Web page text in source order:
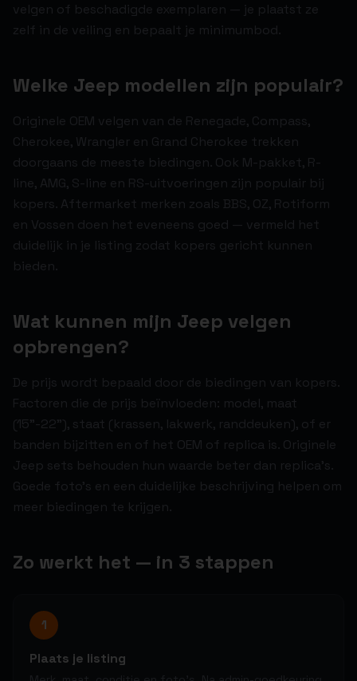
velgen of beschadigde exemplaren — je plaatst ze
zelf in de veiling en bepaalt je minimumbod.
Welke Jeep modellen zijn populair?
Originele OEM velgen van de Renegade, Compass,
Cherokee, Wrangler en Grand Cherokee trekken
doorgaans de meeste biedingen. Ook M-pakket, R-
line, AMG, S-line en RS-uitvoeringen zijn populair bij
kopers. Aftermarket merken zoals BBS, OZ, Rotiform
en Vossen doen het eveneens goed — vermeld het
duidelijk in je listing zodat kopers gericht kunnen
bieden.
Wat kunnen mijn Jeep velgen
opbrengen?
De prijs wordt bepaald door de biedingen van kopers.
Factoren die de prijs beïnvloeden: model, maat
(15"-22"), staat (krassen, lakwerk, randdeuken), of er
banden bijzitten en of het OEM of replica is. Originele
Jeep sets behouden hun waarde beter dan replica's.
Goede foto's en een duidelijke beschrijving helpen om
meer biedingen te krijgen.
Zo werkt het — in 3 stappen
1
Plaats je listing